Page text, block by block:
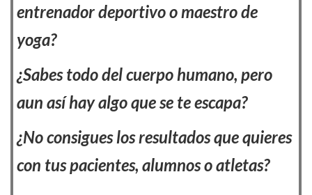
entrenador deportivo o maestro de
yoga?
¿Sabes todo del cuerpo humano, pero
aun así hay algo que se te escapa?
¿No consigues los resultados que quieres
con tus pacientes, alumnos o atletas?